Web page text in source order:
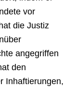
vor
die Justiz
angegriffen
den
Inhaftierungen,